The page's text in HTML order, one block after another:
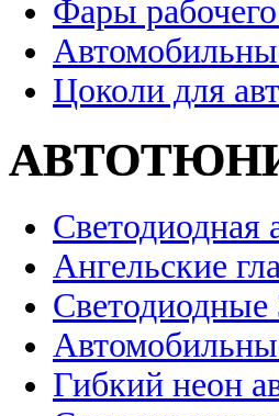
Фары рабочего
Цоколи для
Светодиодная
Ангельские
Светодиодные
Гибкий неон